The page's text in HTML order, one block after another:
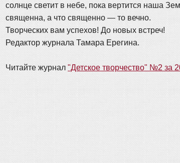
солнце светит в небе, пока вертится наша
священна, а что священно — то вечно.
Творческих вам успехов! До новых встреч!
Редактор журнала Тамара Ерегина.
Читайте журнал "Детское творчество" №2 за